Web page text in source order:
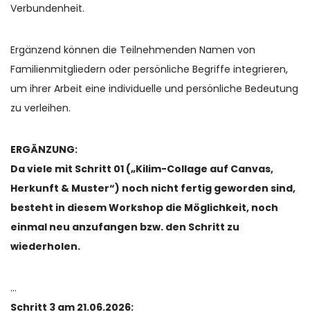
Verbundenheit.
Ergänzend können die Teilnehmenden Namen von
Familienmitgliedern oder persönliche Begriffe integrieren,
um ihrer Arbeit eine individuelle und persönliche Bedeutung
zu verleihen.
ERGÄNZUNG:
Da viele mit Schritt 01 („Kilim-Collage auf Canvas,
Herkunft & Muster“) noch nicht fertig geworden sind,
besteht in diesem Workshop die Möglichkeit, noch
einmal neu anzufangen bzw. den Schritt zu
wiederholen.
…
Schritt 3 am 21.06.2026: